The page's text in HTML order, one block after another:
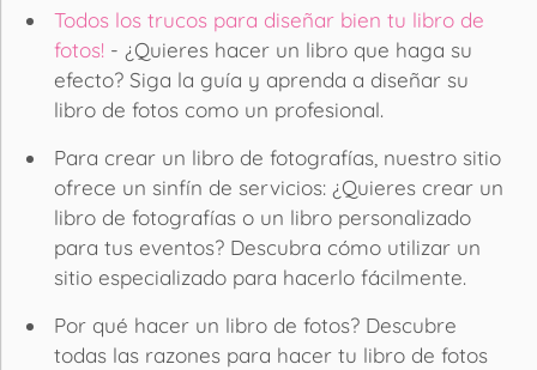
Todos los trucos para diseñar bien tu libro de
fotos! - ¿Quieres hacer un libro que haga su
efecto? Siga la guía y aprenda a diseñar su
libro de fotos como un profesional.
Para crear un libro de fotografías, nuestro sitio
ofrece un sinfín de servicios: ¿Quieres crear un
libro de fotografías o un libro personalizado
para tus eventos? Descubra cómo utilizar un
sitio especializado para hacerlo fácilmente.
Por qué hacer un libro de fotos? Descubre
todas las razones para hacer tu libro de fotos